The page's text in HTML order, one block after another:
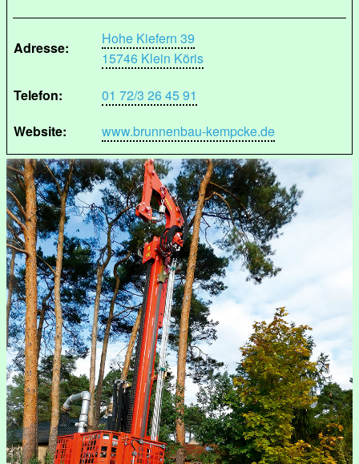
Adresse:
Hohe Kiefern 39
15746 Klein Köris
Telefon:
01 72/3 26 45 91
Website:
www.brunnenbau-kempcke.de